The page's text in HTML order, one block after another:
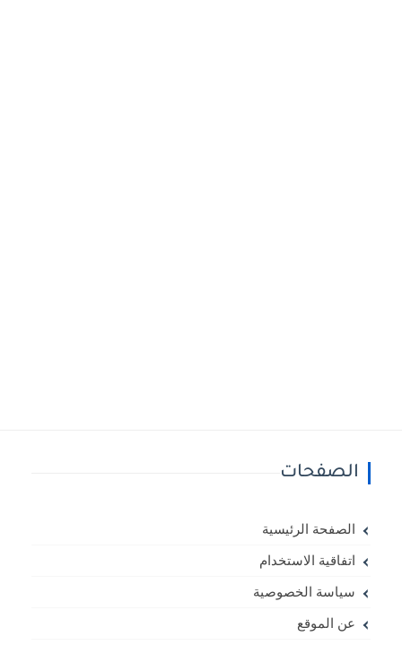
الصفحات
الصفحة الرئيسية
اتفاقية الاستخدام
سياسة الخصوصية
عن الموقع